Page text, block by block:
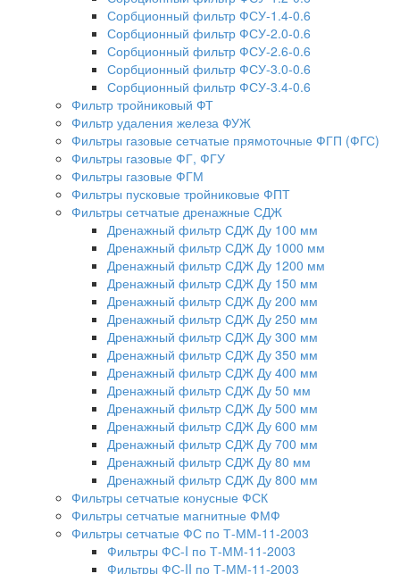
Сорбционный фильтр ФСУ-1.4-0.6
Сорбционный фильтр ФСУ-2.0-0.6
Сорбционный фильтр ФСУ-2.6-0.6
Сорбционный фильтр ФСУ-3.0-0.6
Сорбционный фильтр ФСУ-3.4-0.6
Фильтр тройниковый ФТ
Фильтр удаления железа ФУЖ
Фильтры газовые сетчатые прямоточные ФГП (ФГС)
Фильтры газовые ФГ, ФГУ
Фильтры газовые ФГМ
Фильтры пусковые тройниковые ФПТ
Фильтры сетчатые дренажные СДЖ
Дренажный фильтр СДЖ Ду 100 мм
Дренажный фильтр СДЖ Ду 1000 мм
Дренажный фильтр СДЖ Ду 1200 мм
Дренажный фильтр СДЖ Ду 150 мм
Дренажный фильтр СДЖ Ду 200 мм
Дренажный фильтр СДЖ Ду 250 мм
Дренажный фильтр СДЖ Ду 300 мм
Дренажный фильтр СДЖ Ду 350 мм
Дренажный фильтр СДЖ Ду 400 мм
Дренажный фильтр СДЖ Ду 50 мм
Дренажный фильтр СДЖ Ду 500 мм
Дренажный фильтр СДЖ Ду 600 мм
Дренажный фильтр СДЖ Ду 700 мм
Дренажный фильтр СДЖ Ду 80 мм
Дренажный фильтр СДЖ Ду 800 мм
Фильтры сетчатые конусные ФСК
Фильтры сетчатые магнитные ФМФ
Фильтры сетчатые ФС по Т-ММ-11-2003
Фильтры ФС-I по Т-ММ-11-2003
Фильтры ФС-II по Т-ММ-11-2003